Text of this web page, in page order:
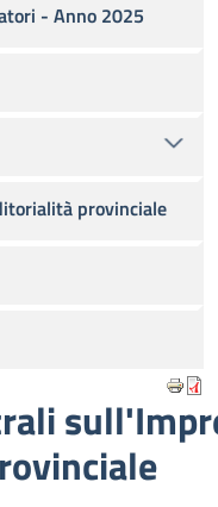
- Anno 2025
provinciale